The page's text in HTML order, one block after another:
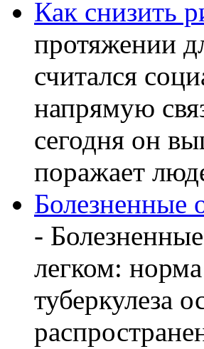
Как снизить
протяжении
считался
напрямую
сегодня он
поражает
Болезненные
-
легком:
туберкулеза